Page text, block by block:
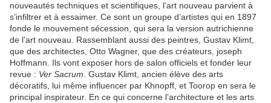
nouveautés techniques et scientifiques, l’art nouveau parvient à
s’infiltrer et à essaimer. Ce sont un groupe d’artistes qui en 1897
fonde le mouvement sécession, qui sera la version autrichienne
de l’art nouveau. Rassemblant aussi des peintres, Gustav Klimt,
que des architectes, Otto Wagner, que des créateurs, joseph
Hoffmann. Ils vont exposer hors de salon officiels et fonder leur
revue : Ver Sacrum . Gustav Klimt, ancien élève des arts
décoratifs, lui même influencer par Khnopff, et Toorop en sera le
principal inspirateur. En ce qui concerne l’architecture et les arts